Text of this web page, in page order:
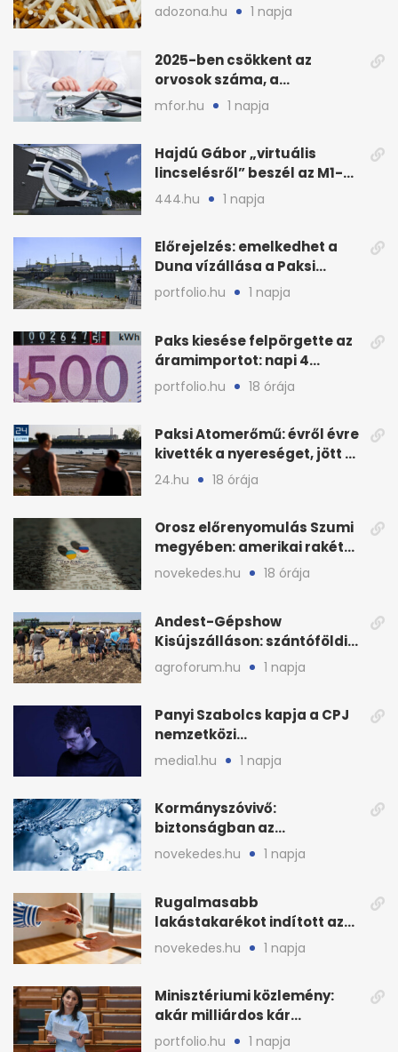
M1-esen
adozona.hu 1 napja
2025-ben csökkent az
orvosok száma, a
háziorvosokra még több
mfor.hu 1 napja
Hajdú Gábor „virtuális
lincselésről” beszél az M1-
ből kirúgása után
444.hu 1 napja
Előrejelzés: emelkedhet a
Duna vízállása a Paksi
Atomerőműnél
portfolio.hu 1 napja
Paks kiesése felpörgette az
áramimportot: napi 4
milliárd forintos számla
portfolio.hu 18 órája
Paksi Atomerőmű: évről évre
kivették a nyereséget, jött a
baj
24.hu 18 órája
Orosz előrenyomulás Szumi
megyében: amerikai rakéták
is zsákmányként
novekedes.hu 18 órája
Andest-Gépshow
Kisújszálláson: szántóföldi
bemutató 2026. augusztus
12-én
agroforum.hu 1 napja
Panyi Szabolcs kapja a CPJ
nemzetközi
sajtószabadság-díját
media1.hu 1 napja
Kormányszóvivő:
biztonságban az
ivóvízkészlet, nincs
stratégiai vízhiány
novekedes.hu 1 napja
Rugalmasabb
lakástakarékot indított az
OTP: két köztes kilépéssel
novekedes.hu 1 napja
Minisztériumi közlemény:
akár milliárdos kár
fenyegette Budapest fáit
portfolio.hu 1 napja